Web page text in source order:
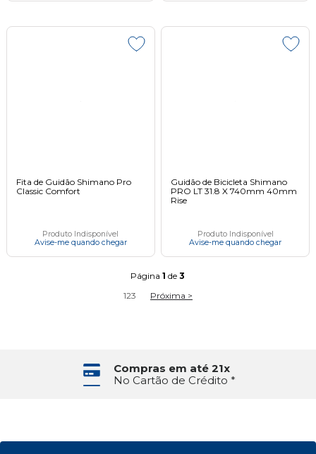
Fita de Guidão Shimano Pro
Classic Comfort
Produto Indisponível
Avise-me quando chegar
Guidão de Bicicleta Shimano
PRO LT 31.8 X 740mm 40mm
Rise
Produto Indisponível
Avise-me quando chegar
Página1 de3
123 Próxima >
Compras em até 21x
No Cartão de Crédito *